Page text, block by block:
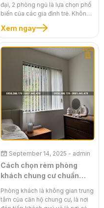
đại, 2 phòng ngủ là lựa chọn phổ
biến của các gia đình trẻ. Không
gian này cần được thiết kế vừa
đẹp mắt, vừa tiện nghi, đáp ứng
nhu cầu nghỉ ngơi của bố mẹ và
sự phát triển của con cái. Một bộ
rèm chung cư 2 phòng ngủ phù
hợp không chỉ có chức năng che
chắn ánh sáng mà còn là giải
pháp hiệu quả để tạo ra một
không gian sống hài hòa, ấm
cúng và đầy phong cách. Bài viết
này sẽ chia sẻ những kinh
nghiệm chuyên sâu, giúp bạn
kiến tạo không gian sống lý
tưởng cho gia đình mình.
Xem ngay
September 14, 2025 - admin
Cách chọn rèm phòng
khách chung cư chuẩn
Phòng khách là không gian trung
tâm của căn hộ chung cư, là nơi